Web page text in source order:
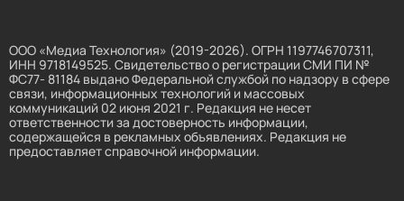
ООО «Медиа Технология» (2019-2026). ОГРН 1197746707311,
ИНН 9718149525. Свидетельство о регистрации СМИ ПИ №
ФС77- 81184 выдано Федеральной службой по надзору в сфере
связи, информационных технологий и массовых
коммуникаций 02 июня 2021 г. Редакция не несет
ответственности за достоверность информации,
содержащейся в рекламных объявлениях. Редакция не
предоставляет справочной информации.